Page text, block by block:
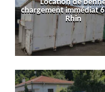
Location de
chargement immédiat
Rhin